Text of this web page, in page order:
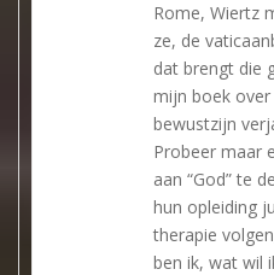
Rome, Wiertz
ze, de
dat brengt die
mijn boek over
bewustzijn
Probeer maar
aan “God” te
hun opleiding
therapie
ben ik, wat wil